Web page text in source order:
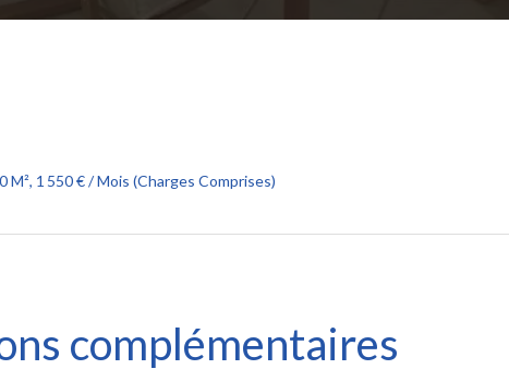
1 550 € / Mois (Charges Comprises)
complémentaires